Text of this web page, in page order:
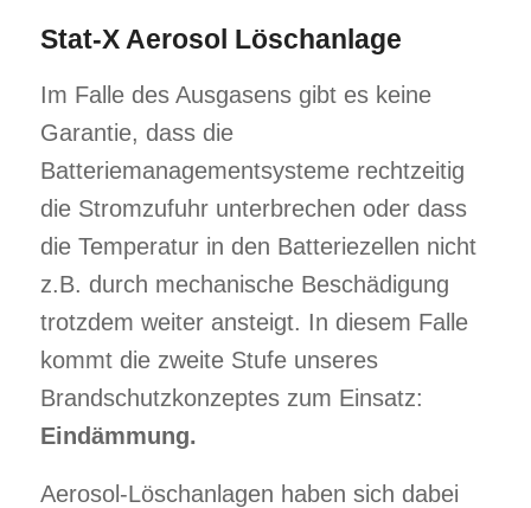
Stat-X Aerosol Löschanlage
Im Falle des Ausgasens gibt es keine
Garantie, dass die
Batteriemanagementsysteme rechtzeitig
die Stromzufuhr unterbrechen oder dass
die Temperatur in den Batteriezellen nicht
z.B. durch mechanische Beschädigung
trotzdem weiter ansteigt. In diesem Falle
kommt die zweite Stufe unseres
Brandschutzkonzeptes zum Einsatz:
Eindämmung.
Aerosol-Löschanlagen haben sich dabei